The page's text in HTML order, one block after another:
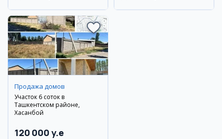
Продажа домов
Участок 6 соток в
Ташкентском районе,
Хасанбой
120 000 y.e